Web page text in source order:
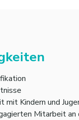
mit Kindern und
Mitarbeit an